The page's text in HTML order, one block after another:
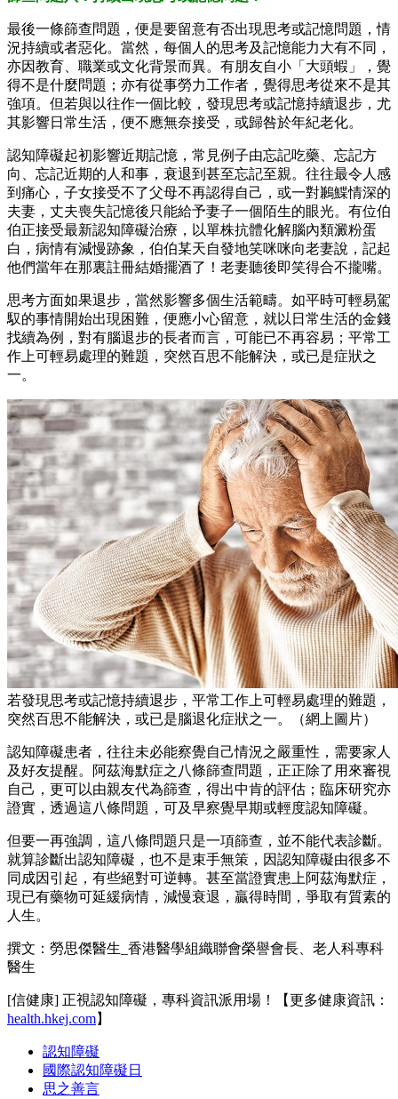
最後一條篩查問題，便是要留意有否出現思考或記憶問題，情
況持續或者惡化。當然，每個人的思考及記憶能力大有不同，
亦因教育、職業或文化背景而異。有朋友自小「大頭蝦」，覺
得不是什麼問題；亦有從事勞力工作者，覺得思考從來不是其
強項。但若與以往作一個比較，發現思考或記憶持續退步，尤
其影響日常生活，便不應無奈接受，或歸咎於年紀老化。
認知障礙起初影響近期記憶，常見例子由忘記吃藥、忘記方
向、忘記近期的人和事，衰退到甚至忘記至親。往往最令人感
到痛心，子女接受不了父母不再認得自己，或一對鶼鰈情深的
夫妻，丈夫喪失記憶後只能給予妻子一個陌生的眼光。有位伯
伯正接受最新認知障礙治療，以單株抗體化解腦內類澱粉蛋
白，病情有減慢跡象，伯伯某天自發地笑咪咪向老妻說，記起
他們當年在那裏註冊結婚擺酒了！老妻聽後即笑得合不攏嘴。
思考方面如果退步，當然影響多個生活範疇。如平時可輕易駕
馭的事情開始出現困難，便應小心留意，就以日常生活的金錢
找續為例，對有腦退步的長者而言，可能已不再容易；平常工
作上可輕易處理的難題，突然百思不能解決，或已是症狀之
一。
若發現思考或記憶持續退步，平常工作上可輕易處理的難題，
突然百思不能解決，或已是腦退化症狀之一。（網上圖片）
認知障礙患者，往往未必能察覺自己情況之嚴重性，需要家人
及好友提醒。阿茲海默症之八條篩查問題，正正除了用來審視
自己，更可以由親友代為篩查，得出中肯的評估；臨床研究亦
證實，透過這八條問題，可及早察覺早期或輕度認知障礙。
但要一再強調，這八條問題只是一項篩查，並不能代表診斷。
就算診斷出認知障礙，也不是束手無策，因認知障礙由很多不
同成因引起，有些絕對可逆轉。甚至當證實患上阿茲海默症，
現已有藥物可延緩病情，減慢衰退，贏得時間，爭取有質素的
人生。
撰文：勞思傑醫生_香港醫學組織聯會榮譽會長、老人科專科
醫生
[信健康] 正視認知障礙，專科資訊派用場！【更多健康資訊：
health.hkej.com】
認知障礙
國際認知障礙日
思之善言